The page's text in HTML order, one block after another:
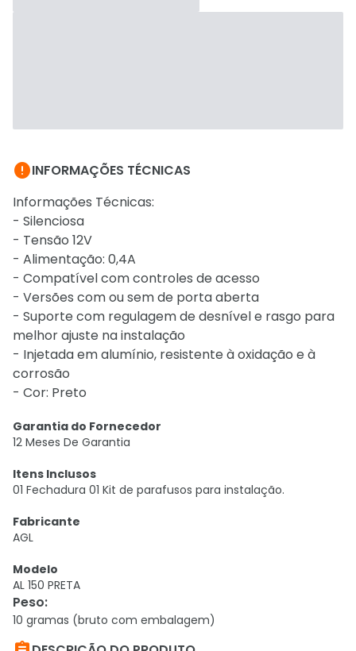
INFORMAÇÕES TÉCNICAS
Informações Técnicas:
- Silenciosa
- Tensão 12V
- Alimentação: 0,4A
- Compatível com controles de acesso
- Versões com ou sem de porta aberta
- Suporte com regulagem de desnível e rasgo para
melhor ajuste na instalação
- Injetada em alumínio, resistente à oxidação e à
corrosão
- Cor: Preto
Garantia do Fornecedor
12 Meses De Garantia
Itens Inclusos
01 Fechadura 01 Kit de parafusos para instalação.
Fabricante
AGL
Modelo
AL 150 PRETA
Peso:
10 gramas (bruto com embalagem)